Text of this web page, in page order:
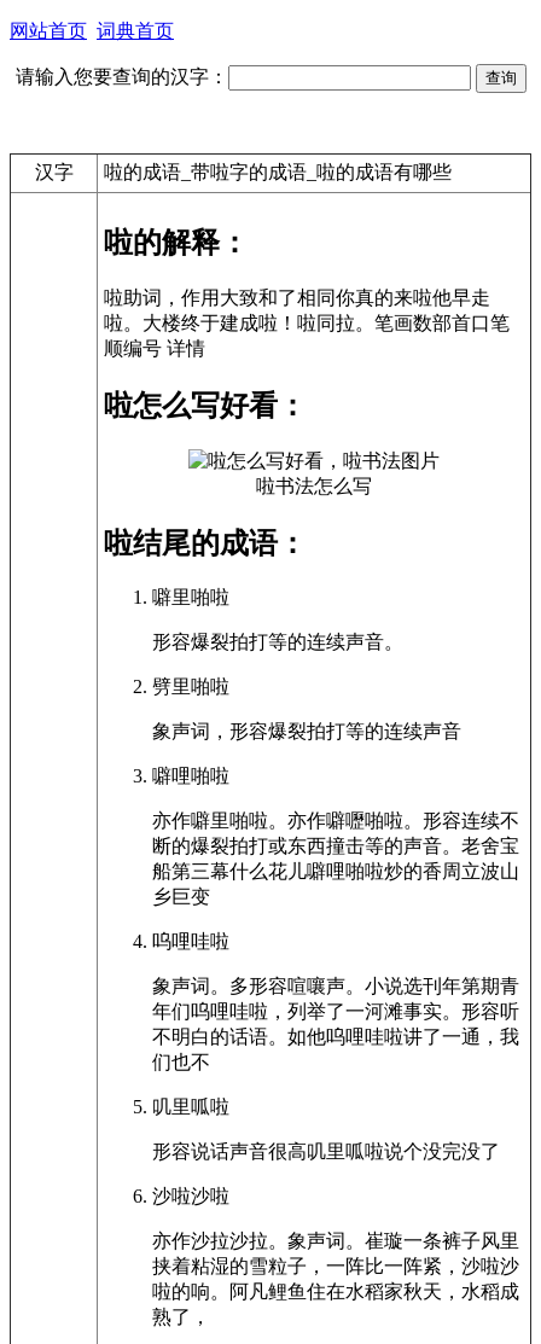
网站首页 词典首页
请输入您要查询的汉字：
汉字 啦的成语_带啦字的成语_啦的成语有哪些
啦的解释：
啦助词，作用大致和了相同你真的来啦他早走
啦。大楼终于建成啦！啦同拉。笔画数部首口笔
顺编号 详情
啦怎么写好看：
啦书法怎么写
啦结尾的成语：
噼里啪啦
形容爆裂拍打等的连续声音。
劈里啪啦
象声词，形容爆裂拍打等的连续声音
噼哩啪啦
亦作噼里啪啦。亦作噼嚦啪啦。形容连续不
断的爆裂拍打或东西撞击等的声音。老舍宝
船第三幕什么花儿噼哩啪啦炒的香周立波山
乡巨变
呜哩哇啦
象声词。多形容喧嚷声。小说选刊年第期青
年们呜哩哇啦，列举了一河滩事实。形容听
不明白的话语。如他呜哩哇啦讲了一通，我
们也不
叽里呱啦
形容说话声音很高叽里呱啦说个没完没了
沙啦沙啦
亦作沙拉沙拉。象声词。崔璇一条裤子风里
挟着粘湿的雪粒子，一阵比一阵紧，沙啦沙
啦的响。阿凡鲤鱼住在水稻家秋天，水稻成
熟了，